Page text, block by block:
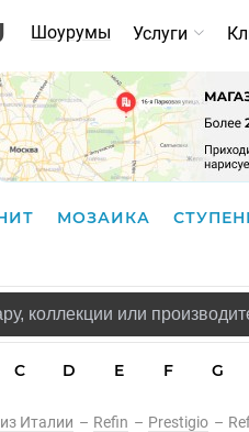
Шоурумы Услуги
МОЗАИКА
C D E F G
Италии – Refin – Prestigio –